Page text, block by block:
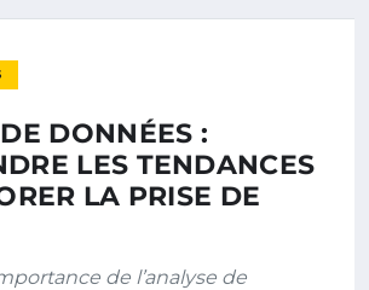
DONNÉES :
LES TENDANCES
LA PRISE DE
de l’analyse de